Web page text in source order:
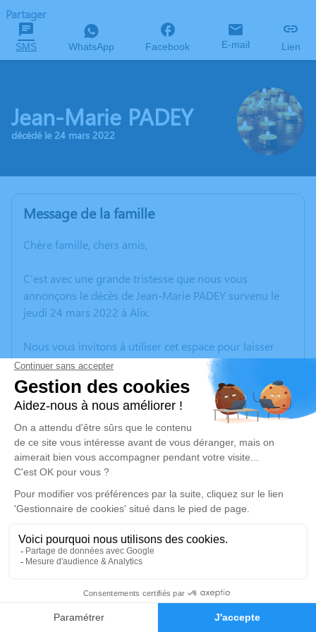
Faire-part Hommages
Partager
SMS WhatsApp Facebook E-mail Lien
Jean-Marie PADEY
décédé le 24 mars 2022
Message de la famille
Chère famille, chers amis,
C’est avec une grande tristesse que nous vous
annonçons le décès de Jean-Marie PADEY survenu le
jeudi 24 mars 2022 à Alix.
Nous vous invitons à utiliser cet espace pour laisser
vos condoléances, partager des photos souvenirs, une
anecdote ou exprimer vos pensées à travers des
poèmes ou des textes. Cet endroit est un lieu
d'expression dédié à honorer la mémoire de Jean-
Marie PADEY.
Un service de plantation d’arbre hommage est
disponible ici
Cérémonie
CHAMBRE FUNERAIRE ATL 1 rue Pasteur
69380 Chazay d'Azergues